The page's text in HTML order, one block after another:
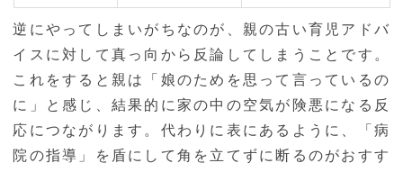
逆にやってしまいがちなのが、親の古い育児アドバ
イスに対して真っ向から反論してしまうことです。
これをすると親は「娘のためを思って言っているの
に」と感じ、結果的に家の中の空気が険悪になる反
応につながります。代わりに表にあるように、「病
院の指導」を盾にして角を立てずに断るのがおすす